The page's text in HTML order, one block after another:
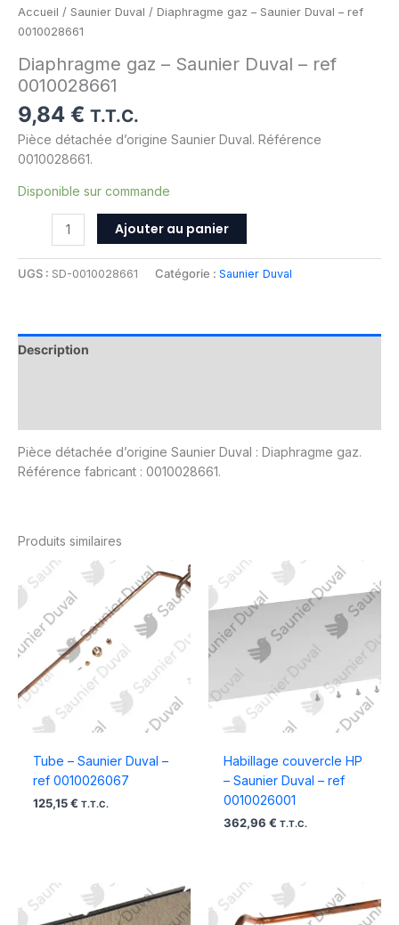
Accueil / Saunier Duval / Diaphragme gaz – Saunier Duval – ref
0010028661
Diaphragme gaz – Saunier Duval – ref
0010028661
9,84 € T.T.C.
Pièce détachée d’origine Saunier Duval. Référence
0010028661.
Disponible sur commande
Ajouter au panier
UGS : SD-0010028661 Catégorie : Saunier Duval
Description
Pièce détachée d’origine Saunier Duval : Diaphragme gaz.
Référence fabricant : 0010028661.
Produits similaires
Tube – Saunier Duval –
ref 0010026067
125,15 € T.T.C.
Habillage couvercle HP
– Saunier Duval – ref
0010026001
362,96 € T.T.C.